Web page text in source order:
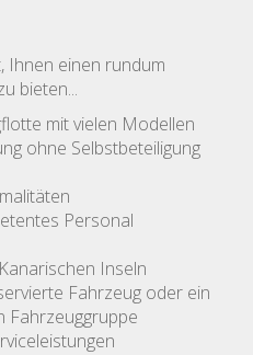
einen rundum
bieten...
mit vielen Modellen
ohne Selbstbeteiligung
Personal
Inseln
Fahrzeug oder ein
Fahrzeuggruppe